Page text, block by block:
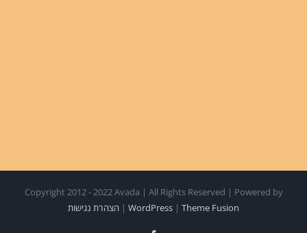
Copyright 2012 - 2022 Avada | All Rights Reserved | Powered by
WordPress | Theme Fusion
| הצהרת נגישות